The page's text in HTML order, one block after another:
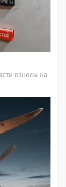
взносы на